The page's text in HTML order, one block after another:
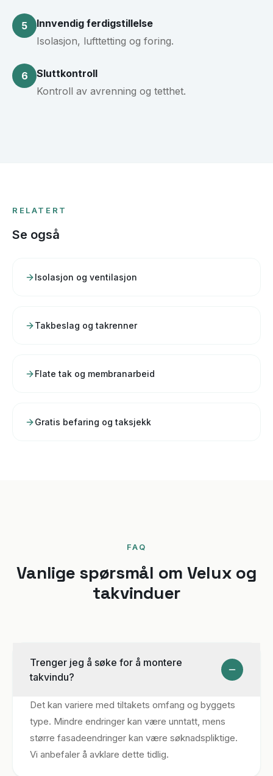
5
Innvendig ferdigstillelse
Isolasjon, lufttetting og foring.
6
Sluttkontroll
Kontroll av avrenning og tetthet.
RELATERT
Se også
Isolasjon og ventilasjon
Takbeslag og takrenner
Flate tak og membranarbeid
Gratis befaring og taksjekk
FAQ
Vanlige spørsmål om Velux og
takvinduer
Trenger jeg å søke for å montere
takvindu?
Det kan variere med tiltakets omfang og byggets
type. Mindre endringer kan være unntatt, mens
større fasadeendringer kan være søknadspliktige.
Vi anbefaler å avklare dette tidlig.